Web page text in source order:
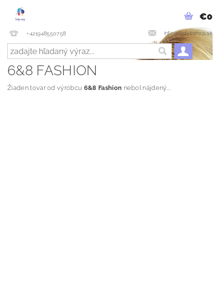
+421948550758 info@ladyeshop.sk
€0
6&8 FASHION
Žiaden tovar od výrobcu 6&8 Fashion nebol nájdený....